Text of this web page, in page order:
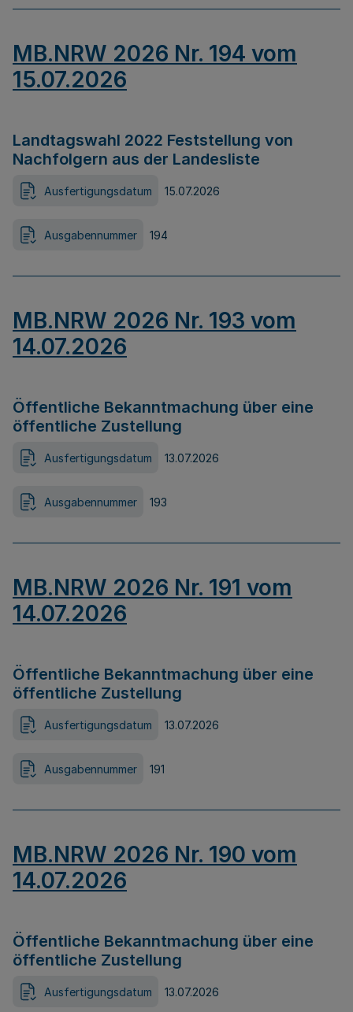
MB.NRW 2026 Nr. 194 vom
15.07.2026
Landtagswahl 2022 Feststellung von
Nachfolgern aus der Landesliste
Ausfertigungsdatum 15.07.2026
Ausgabennummer 194
MB.NRW 2026 Nr. 193 vom
14.07.2026
Öffentliche Bekanntmachung über eine
öffentliche Zustellung
Ausfertigungsdatum 13.07.2026
Ausgabennummer 193
MB.NRW 2026 Nr. 191 vom
14.07.2026
Öffentliche Bekanntmachung über eine
öffentliche Zustellung
Ausfertigungsdatum 13.07.2026
Ausgabennummer 191
MB.NRW 2026 Nr. 190 vom
14.07.2026
Öffentliche Bekanntmachung über eine
öffentliche Zustellung
Ausfertigungsdatum 13.07.2026